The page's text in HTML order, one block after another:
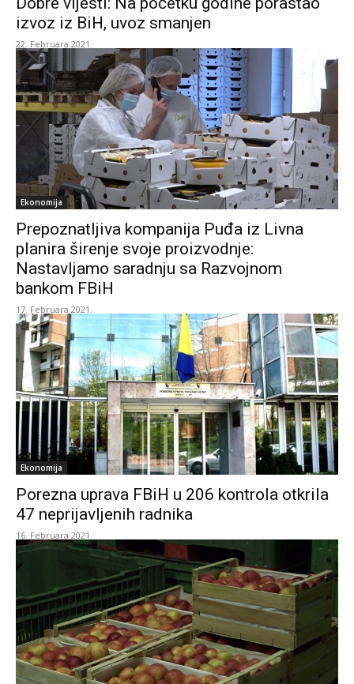
izvoz iz BiH, uvoz smanjen
22. Februara 2021.
Ekonomija
Prepoznatljiva kompanija Puđa iz Livna
planira širenje svoje proizvodnje:
Nastavljamo saradnju sa Razvojnom
bankom FBiH
17. Februara 2021.
Ekonomija
Porezna uprava FBiH u 206 kontrola otkrila
47 neprijavljenih radnika
16. Februara 2021.